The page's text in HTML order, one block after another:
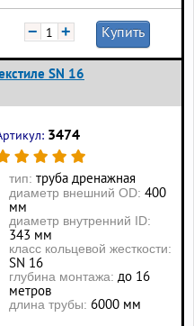
− + Купить
SN 16
3474
тип: труба дренажная
диаметр внешний OD: 400
мм
диаметр внутренний ID:
343 мм
класс кольцевой жесткости:
SN 16
глубина монтажа: до 16
метров
длина трубы: 6000 мм